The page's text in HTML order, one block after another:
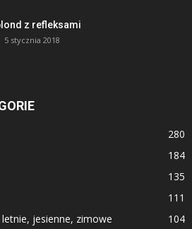
z refleksami
5 stycznia 2018
280
184
135
111
jesienne, zimowe
104